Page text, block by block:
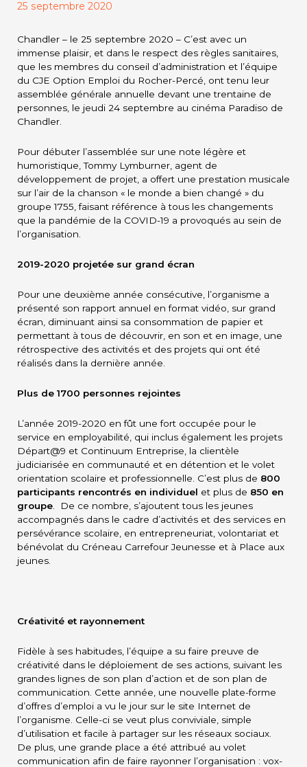
25 septembre 2020
Chandler – le 25 septembre 2020 – C’est avec un
immense plaisir, et dans le respect des règles sanitaires,
que les membres du conseil d’administration et l’équipe
du CJE Option Emploi du Rocher-Percé, ont tenu leur
assemblée générale annuelle devant une trentaine de
personnes, le jeudi 24 septembre au cinéma Paradiso de
Chandler.
Pour débuter l’assemblée sur une note légère et
humoristique, Tommy Lymburner, agent de
développement de projet, a offert une prestation musicale
sur l’air de la chanson « le monde a bien changé » du
groupe 1755, faisant référence à tous les changements
que la pandémie de la COVID-19 a provoqués au sein de
l’organisation.
2019-2020 projetée sur grand écran
Pour une deuxième année consécutive, l’organisme a
présenté son rapport annuel en format vidéo, sur grand
écran, diminuant ainsi sa consommation de papier et
permettant à tous de découvrir, en son et en image, une
rétrospective des activités et des projets qui ont été
réalisés dans la dernière année.
Plus de 1700 personnes rejointes
L’année 2019-2020 en fût une fort occupée pour le
service en employabilité, qui inclus également les projets
Départ@9 et Continuum Entreprise, la clientèle
judiciarisée en communauté et en détention et le volet
orientation scolaire et professionnelle. C’est plus de 800
participants rencontrés en individuel et plus de 850 en
groupe . De ce nombre, s’ajoutent tous les jeunes
accompagnés dans le cadre d’activités et des services en
persévérance scolaire, en entrepreneuriat, volontariat et
bénévolat du Créneau Carrefour Jeunesse et à Place aux
jeunes.
Créativité et rayonnement
Fidèle à ses habitudes, l’équipe a su faire preuve de
créativité dans le déploiement de ses actions, suivant les
grandes lignes de son plan d’action et de son plan de
communication. Cette année, une nouvelle plate-forme
d’offres d’emploi a vu le jour sur le site Internet de
l’organisme. Celle-ci se veut plus conviviale, simple
d’utilisation et facile à partager sur les réseaux sociaux.
De plus, une grande place a été attribué au volet
communication afin de faire rayonner l’organisation : vox-